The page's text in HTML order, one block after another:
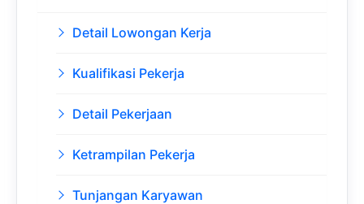
Detail Lowongan Kerja
Kualifikasi Pekerja
Detail Pekerjaan
Ketrampilan Pekerja
Tunjangan Karyawan